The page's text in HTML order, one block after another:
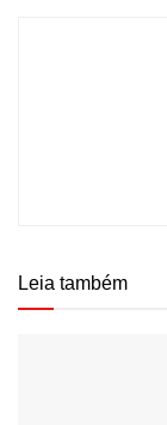
Leia também